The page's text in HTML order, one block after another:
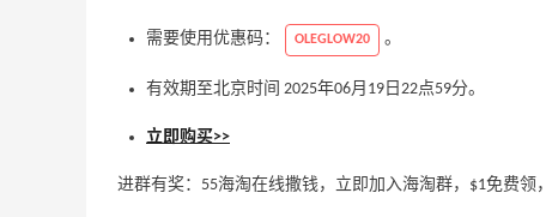
需要使用优惠码： OLEGLOW20 。
有效期至北京时间 2025年06月19日22点59分。
立即购买>>
进群有奖：55海淘在线撒钱，立即加入海淘群，$1免费领，